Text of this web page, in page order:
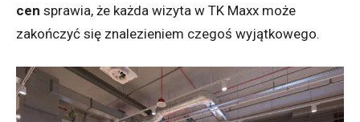
cen sprawia, że każda wizyta w TK Maxx może
zakończyć się znalezieniem czegoś wyjątkowego.